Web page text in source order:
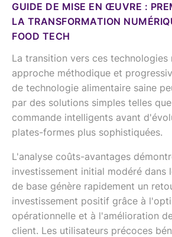
GUIDE DE MISE EN ŒUVRE :
LA TRANSFORMATION
FOOD TECH
La transition vers ces technologies
approche méthodique et
de technologie alimentaire saine
par des solutions simples telles
commande intelligents avant
plates-formes plus sophistiquées.
L'analyse coûts-avantages
investissement initial modéré dans
de base génère rapidement un
investissement positif grâce à
opérationnelle et à l'amélioration
client. Les utilisateurs précoces